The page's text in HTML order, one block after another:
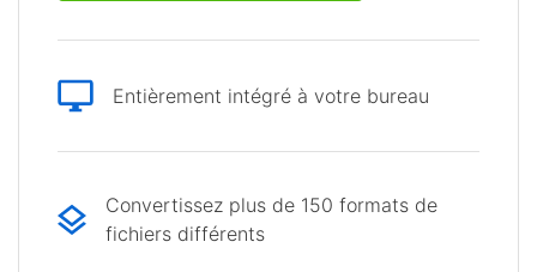
Entièrement intégré à votre bureau
Convertissez plus de 150 formats de
fichiers différents